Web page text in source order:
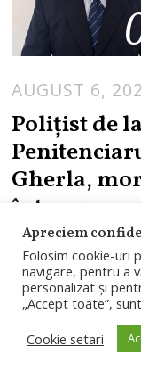
AUGUST 6,
Polițist de la
Gherla,
într-un
accident de
DN1
Un polițist de
penitenciare
Apreciem
Folosim cookie-uri
navigare, pentru a
personalizat și
„Accept toate”,
Cookie setari